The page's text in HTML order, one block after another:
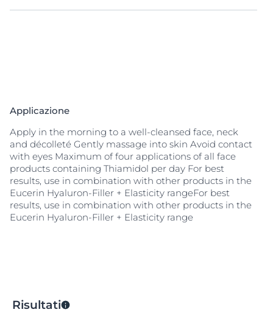
Elastina, ossia una potente combinazione di Arctina e
elastina e migliora l'elasticità della pelle. IlThiamidol
ingrediente brevettato Eucerin, riduce l'intensità e
l'estensione dellemacchie dell'età. L'innovativa
associazione di Acido Ialuronico ad alto e basso peso
molecolare di Eucerin riempie visibilmente le rughe
profonde.Per una pelle visibilmente più giovane,
liscia e luminosa.
La crema giorno contiene anche un SPF 15 e un filtro
Applicazione
Apply in the morning to a well-cleansed face, neck
and décolleté Gently massage into skin Avoid contact
with eyes Maximum of four applications of all face
products containing Thiamidol per day For best
results, use in combination with other products in the
Eucerin Hyaluron-Filler + Elasticity rangeFor best
results, use in combination with other products in the
Eucerin Hyaluron-Filler + Elasticity range
Risultati